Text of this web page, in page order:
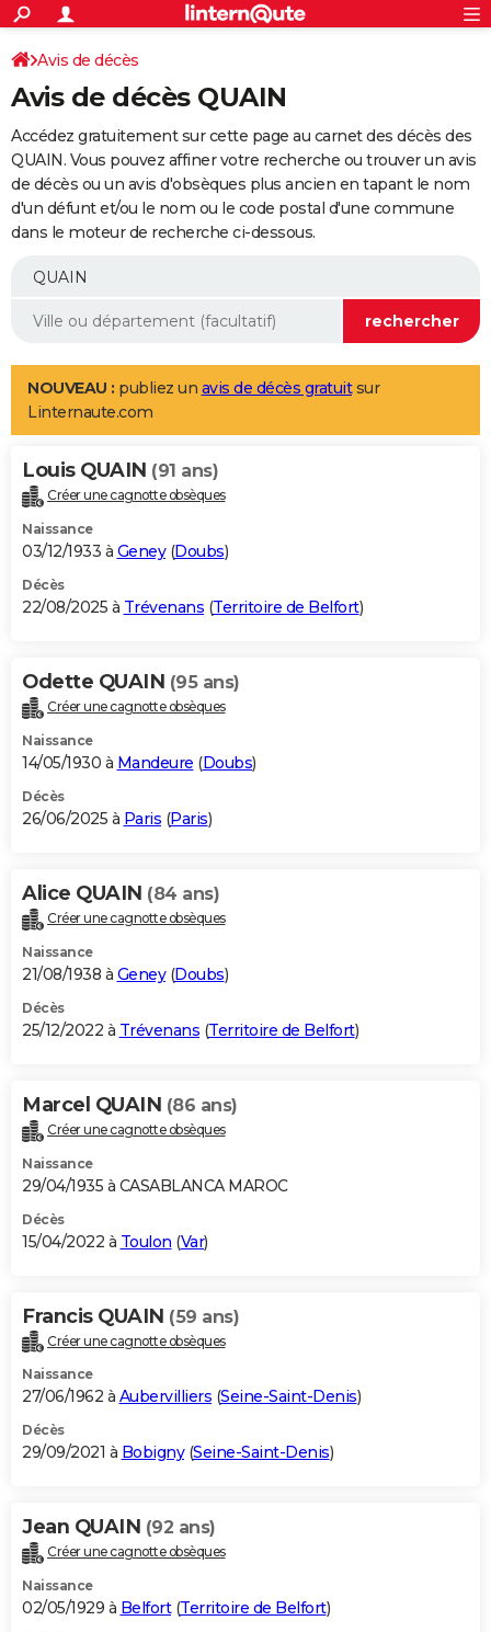
ACTUALITÉS
Politique
Société
Faits Divers
Education
Monde
Villes
+
SPORT
Coupe du monde 2026
Football
Tennis
Cyclisme
Rugby
Forum
Programme TV
TNT
Streaming
Cinéma
Sorties cinéma
Musique
+
FINANCE
Retraite
Impôts
Epargne
Immobilier
Risques naturels par ville
Banque
Assurance
Crédit
AUTO
Essais
Réserver un essai
Citadines
Berlines
SUV
Forum auto
+
Mobiles
Meilleur smartphone
Internet
Ordinateurs
Jeux vidéo
Guide high-tech
Aménagement intérieur
LIFESTYLE
Art de vivre
Bien-être
Loisirs
Mode
Modes de vie
Alimentation
Guide de la santé
Maladies
Médicaments
Sommeil
VOYAGE
Destinations
City break
Voyage nature
Voyage de noces
Forum
Climat
+PHOTO
GUIDES D'ACHAT
BONS PLANS
Carte de Noël
Carte Bonne année
Carte Saint-Valentin
Carte Pâques
Carte d'anniversaire
DICTIONNAIRE
Dictionnaire
Biographies
Citations
Expressions
Proverbes
PROGRAMME TV
S'inscrire
Se connecter
Lycées
Collèges
Primaires
Universités
Entreprises
Service militaire
Avis de recherche
AVIS DE DÉCÈS
Bricolage
Lifestyle
Culture
Sport
Auto
Television
Voyage
Cinema
Avis de décès
Avis de décès QUAIN
Accédez gratuitement sur cette page au carnet des décès des
QUAIN. Vous pouvez affiner votre recherche ou trouver un avis
de décès ou un avis d'obsèques plus ancien en tapant le nom
d'un défunt et/ou le nom ou le code postal d'une commune
dans le moteur de recherche ci-dessous.
NOUVEAU : publiez un avis de décès gratuitsur
Linternaute.com
Louis QUAIN (91 ans)
Créer une cagnotte obsèques
Naissance
03/12/1933 à Geney(Doubs)
Décès
22/08/2025 à Trévenans (Territoire de Belfort)
Odette QUAIN (95 ans)
Créer une cagnotte obsèques
Naissance
14/05/1930 à Mandeure (Doubs)
Décès
26/06/2025 à Paris (Paris)
Alice QUAIN (84 ans)
Créer une cagnotte obsèques
Naissance
21/08/1938 à Geney(Doubs)
Décès
25/12/2022 à Trévenans (Territoire de Belfort)
Marcel QUAIN (86 ans)
Créer une cagnotte obsèques
Naissance
29/04/1935 à CASABLANCA MAROC
Décès
15/04/2022 à Toulon (Var)
Francis QUAIN (59 ans)
Créer une cagnotte obsèques
Naissance
27/06/1962 à Aubervilliers (Seine-Saint-Denis)
Décès
29/09/2021 à Bobigny(Seine-Saint-Denis)
Jean QUAIN (92 ans)
Créer une cagnotte obsèques
Naissance
02/05/1929 à Belfort(Territoire de Belfort)